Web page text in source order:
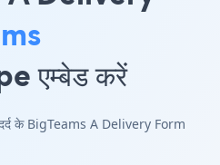
एम्बेड करें
के BigTeams A Delivery Form